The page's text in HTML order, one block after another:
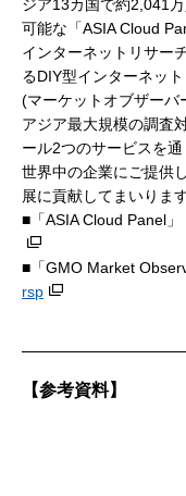
ジア13カ国で約2,041
可能な「ASIA Cloud
インターネットリサー
るDIY型インターネッ
(マーケットオブザーバ
アジア最大規模の調査
ール2つのサービスを
世界中の企業にご提供
展に貢献してまいります
■「ASIA Cloud Panel」
■「GMO Market
rsp
【参考資料】